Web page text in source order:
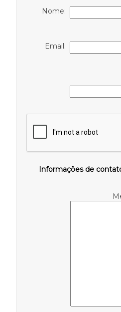
Nome:
Email:
Informações de